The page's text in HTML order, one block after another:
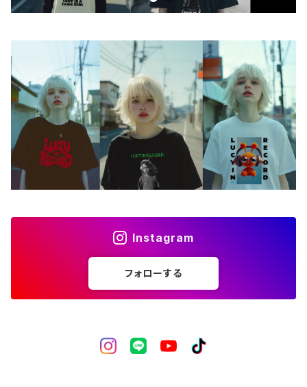
iPhoneケース
ステッカー
アクセサリー
バッグ
アートワーク
フォトカード
ライフスタイル
Instagram
フォローする